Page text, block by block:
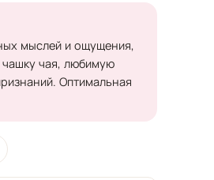
мыслей и ощущения,
чашку чая, любимую
Оптимальная